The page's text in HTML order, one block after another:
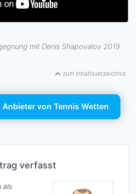
mit Denis Shapovalov 2019
zum Inhaltsverzeichnis
Anbieter von Tennis Wetten
verfasst
als